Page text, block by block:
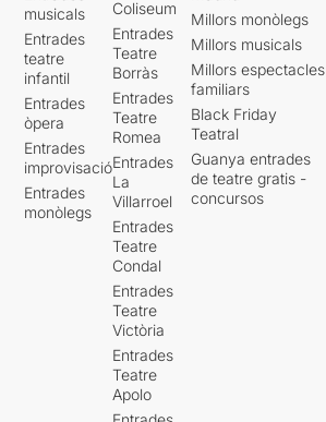
musicals
Entrades
teatre
infantil
Entrades
òpera
Entrades
improvisació
Entrades
monòlegs
Coliseum
Entrades
Teatre
Borràs
Entrades
Teatre
Romea
Entrades
La
Villarroel
Entrades
Teatre
Condal
Entrades
Teatre
Victòria
Entrades
Teatre
Apolo
Millors monòlegs
Millors musicals
Millors espectacles
familiars
Black Friday
Teatral
Guanya entrades
de teatre gratis -
concursos